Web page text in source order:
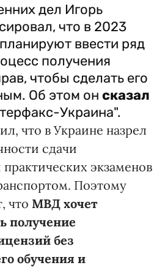
дел Игорь
что в 2023
ввести ряд
получения
чтобы сделать его
Об этом он сказал
Украина".
что в Украине назрел
сдачи
экзаменов
Поэтому
что МВД хочет
получение
без
обучения и